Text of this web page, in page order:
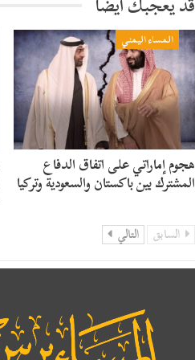
المساء اليمني
هجوم إماراتي على اتفاق الدفاع
المشترك بين باكستان والسعودية وتركيا
السابق التالي